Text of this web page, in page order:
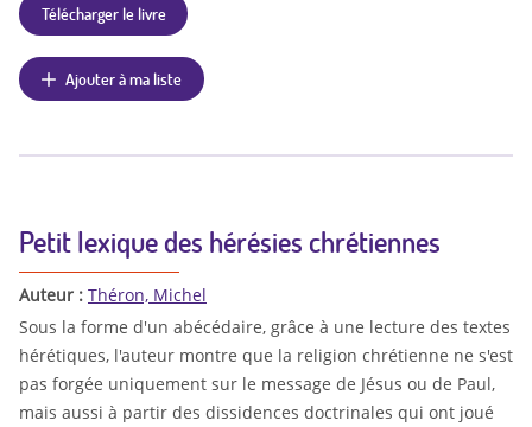
Télécharger le livre
Ajouter à ma liste
Petit lexique des hérésies chrétiennes
Auteur : Théron, Michel
Sous la forme d'un abécédaire, grâce à une lecture des textes
hérétiques, l'auteur montre que la religion chrétienne ne s'est
pas forgée uniquement sur le message de Jésus ou de Paul,
mais aussi à partir des dissidences doctrinales qui ont joué